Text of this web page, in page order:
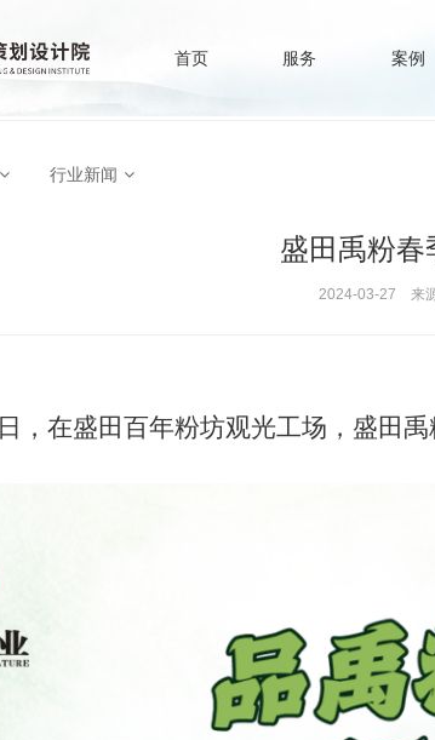
首页 服务 案例
行业新闻
盛田禹粉春
2024-03-27 来
日，在盛田百年粉坊观光工场，盛田禹